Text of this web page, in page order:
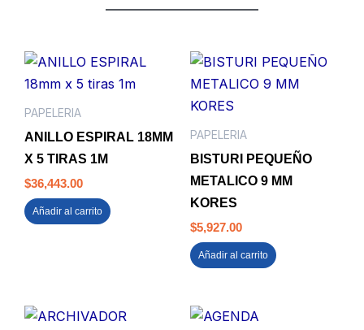
PAPELERIA
ANILLO ESPIRAL 18MM
X 5 TIRAS 1M
$36,443.00
Añadir al carrito
PAPELERIA
BISTURI PEQUEÑO
METALICO 9 MM
KORES
$5,927.00
Añadir al carrito